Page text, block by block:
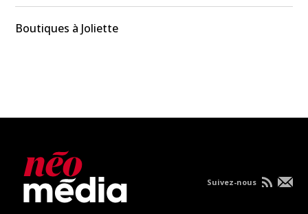
Boutiques à Joliette
Suivez-nous